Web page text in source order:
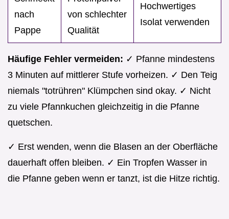
nach
Pappe
von schlechter
Qualität
Hochwertiges
Isolat verwenden
Häufige Fehler vermeiden: ✓ Pfanne mindestens
3 Minuten auf mittlerer Stufe vorheizen. ✓ Den Teig
niemals "totrühren" Klümpchen sind okay. ✓ Nicht
zu viele Pfannkuchen gleichzeitig in die Pfanne
quetschen.
✓ Erst wenden, wenn die Blasen an der Oberfläche
dauerhaft offen bleiben. ✓ Ein Tropfen Wasser in
die Pfanne geben wenn er tanzt, ist die Hitze richtig.